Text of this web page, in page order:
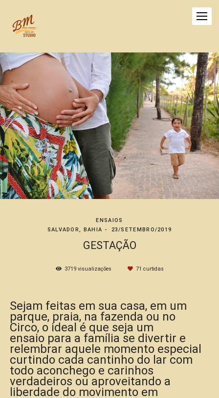
ENSAIOS
SALVADOR, BAHIA
23/SETEMBRO/2019
GESTAÇÃO
3719visualizações 71 curtidas
Sejam feitas em sua casa, em um
parque, praia, na fazenda ou no
Circo, o ideal é que seja um
ensaio para a família se divertir e
relembrar aquele momento especial
curtindo cada cantinho do lar com
todo aconchego e carinhos
verdadeiros ou aproveitando a
liberdade do movimento em